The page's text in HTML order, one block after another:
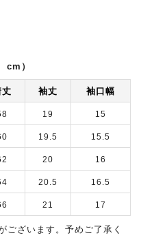
cm）
丈 袖丈 袖口幅
19 15
19.5 15.5
20 16
20.5 16.5
21 17
ざいます。予めご了承く